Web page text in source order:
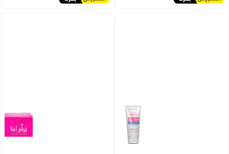
تم بيع +30 مؤخرًا